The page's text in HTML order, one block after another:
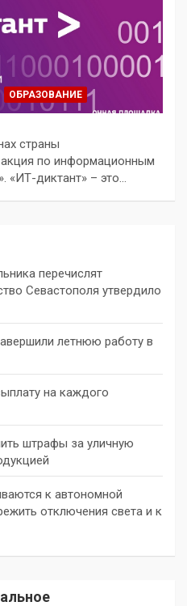
ОБРАЗОВАНИЕ
страны
по информационным
«ИТ-диктант» – это…
перечислят
Севастополя утвердило
летнюю работу в
на каждого
штрафы за уличную
к автономной
отключения света и к